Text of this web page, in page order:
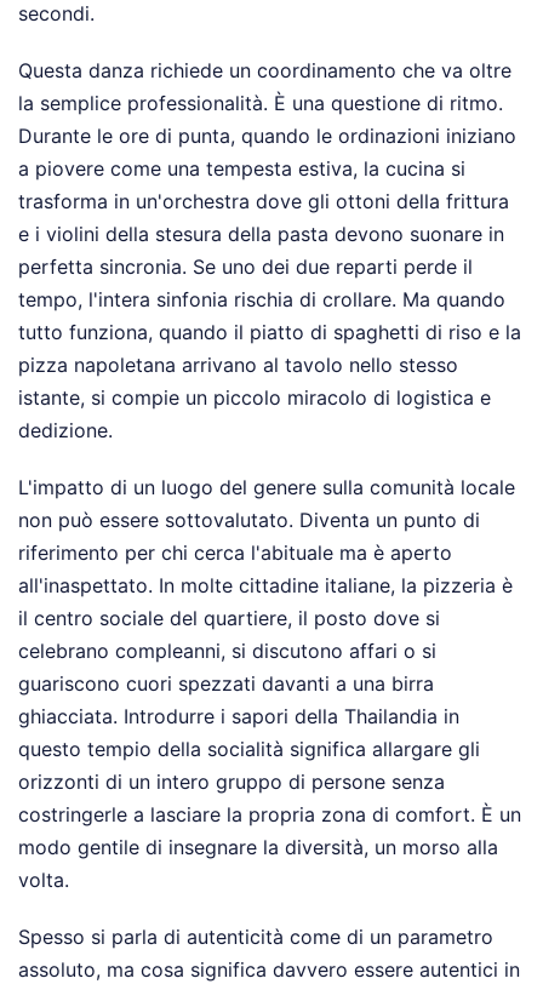
secondi.
Questa danza richiede un coordinamento che va oltre
la semplice professionalità. È una questione di ritmo.
Durante le ore di punta, quando le ordinazioni iniziano
a piovere come una tempesta estiva, la cucina si
trasforma in un'orchestra dove gli ottoni della frittura
e i violini della stesura della pasta devono suonare in
perfetta sincronia. Se uno dei due reparti perde il
tempo, l'intera sinfonia rischia di crollare. Ma quando
tutto funziona, quando il piatto di spaghetti di riso e la
pizza napoletana arrivano al tavolo nello stesso
istante, si compie un piccolo miracolo di logistica e
dedizione.
L'impatto di un luogo del genere sulla comunità locale
non può essere sottovalutato. Diventa un punto di
riferimento per chi cerca l'abituale ma è aperto
all'inaspettato. In molte cittadine italiane, la pizzeria è
il centro sociale del quartiere, il posto dove si
celebrano compleanni, si discutono affari o si
guariscono cuori spezzati davanti a una birra
ghiacciata. Introdurre i sapori della Thailandia in
questo tempio della socialità significa allargare gli
orizzonti di un intero gruppo di persone senza
costringerle a lasciare la propria zona di comfort. È un
modo gentile di insegnare la diversità, un morso alla
volta.
Spesso si parla di autenticità come di un parametro
assoluto, ma cosa significa davvero essere autentici in